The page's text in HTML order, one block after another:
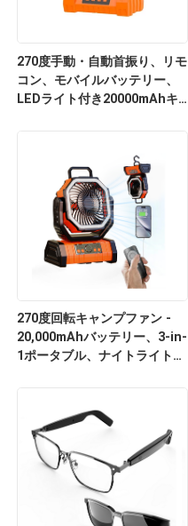
270度手動・自動首振り、リモ
コン、モバイルバッテリー、
LEDライト付き20000mAhキ
270度回転キャンプファン -
20,000mAhバッテリー、3-in-
1ポータブル、ナイトライト、